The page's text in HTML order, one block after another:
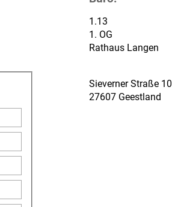
1.13
1. OG
Rathaus Langen
Sieverner Straße 10
27607 Geestland